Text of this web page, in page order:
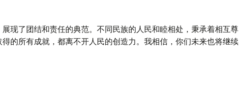
现了团结和责任的典范。不同民族的人民和睦相处，秉承着相互尊
的所有成就，都离不开人民的创造力。我相信，你们未来也将继续